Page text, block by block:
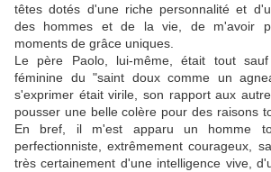
têtes dotés d'une riche personnalité et
des hommes et de la vie, de m'avoir
moments de grâce uniques.
Le père Paolo, lui-même, était tout
féminine du "saint doux comme un
s'exprimer était virile, son rapport aux
pousser une belle colère pour des raisons
En bref, il m'est apparu un homme
perfectionniste, extrêmement courageux,
très certainement d'une intelligence vive,